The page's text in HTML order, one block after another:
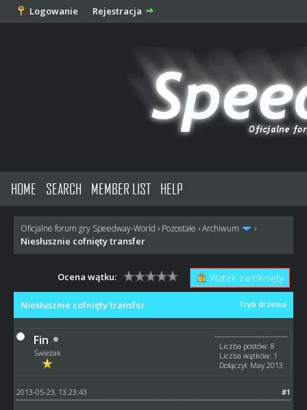
Logowanie Rejestracja
HOME SEARCH MEMBER LIST HELP
Oficjalne forum gry Speedway-World › Pozostałe ›Archiwum ›
Niesłusznie cofnięty transfer
Wątek zamknięty
Ocena wątku:
Tryb drzewa
Niesłusznie cofnięty transfer
Fin
Świeżak
Liczba postów: 8
Liczba wątków: 1
Dołączył: May 2013
#1
2013-05-23, 13:23:43